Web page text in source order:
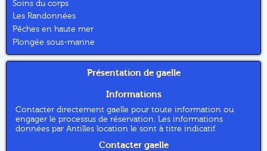
Soins du corps
Les Randonnées
Pêches en haute mer
Plongée sous-marine
Présentation de gaelle
Informations
Contacter directement gaelle pour toute information ou
engager le processus de réservation. Les informations
données par Antilles location le sont à titre indicatif.
Contacter gaelle